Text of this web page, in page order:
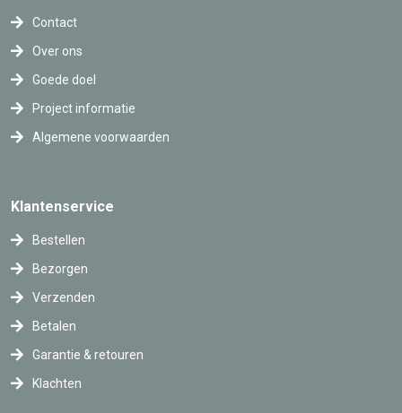
Contact
Over ons
Goede doel
Project informatie
Algemene voorwaarden
Klantenservice
Bestellen
Bezorgen
Verzenden
Betalen
Garantie & retouren
Klachten